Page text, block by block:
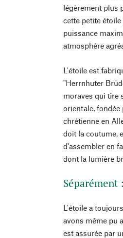
légèrement plus
cette petite
puissance
atmosphère
L'étoile est
"Herrnhuter
moraves qui tire
orientale, fondée
chrétienne en
doit la coutume,
d'assembler en
dont la lumière
Séparément
L'étoile a
avons même pu
est assurée par